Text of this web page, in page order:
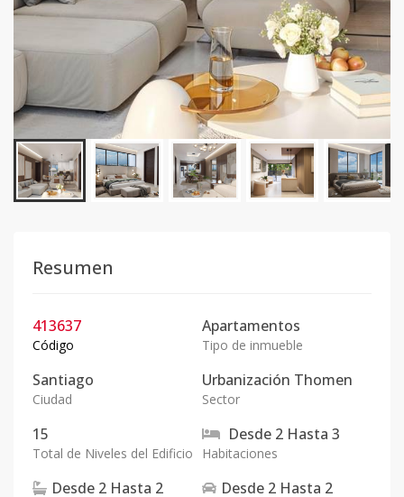
Resumen
413637
Código
Apartamentos
Tipo de inmueble
Santiago
Ciudad
Urbanización Thomen
Sector
15
Total de Niveles del Edificio
Desde 2 Hasta 3
Habitaciones
Desde 2 Hasta 2 Desde 2 Hasta 2